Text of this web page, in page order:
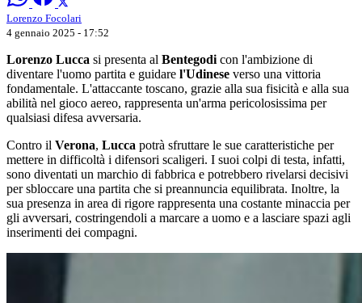
Lorenzo Focolari
4 gennaio 2025 - 17:52
Lorenzo Lucca si presenta al Bentegodi con l'ambizione di
diventare l'uomo partita e guidare l'Udinese verso una vittoria
fondamentale. L'attaccante toscano, grazie alla sua fisicità e alla sua
abilità nel gioco aereo, rappresenta un'arma pericolosissima per
qualsiasi difesa avversaria.
Contro il Verona, Lucca potrà sfruttare le sue caratteristiche per
mettere in difficoltà i difensori scaligeri. I suoi colpi di testa, infatti,
sono diventati un marchio di fabbrica e potrebbero rivelarsi decisivi
per sbloccare una partita che si preannuncia equilibrata. Inoltre, la
sua presenza in area di rigore rappresenta una costante minaccia per
gli avversari, costringendoli a marcare a uomo e a lasciare spazi agli
inserimenti dei compagni.